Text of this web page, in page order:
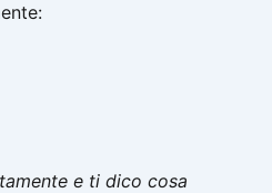
e ti dico cosa